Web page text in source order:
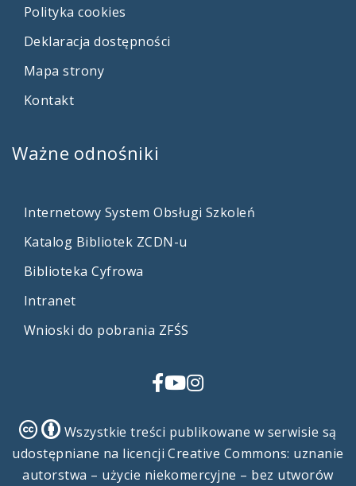
Polityka cookies
Deklaracja dostępności
Mapa strony
Kontakt
Ważne odnośniki
Internetowy System Obsługi Szkoleń
Katalog Bibliotek ZCDN-u
Biblioteka Cyfrowa
Intranet
Wnioski do pobrania ZFŚS
Facebook
YouTube
Instagram
Creative
Commons
Creative
Commons
Wszystkie treści publikowane w serwisie są
udostępniane na licencji Creative Commons: uznanie
autorstwa – użycie niekomercyjne – bez utworów